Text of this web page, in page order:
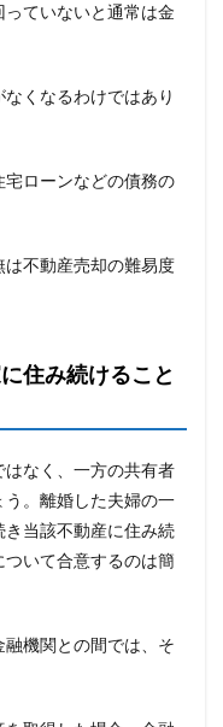
ていないと通常は金
くなるわけではあり
ローンなどの債務の
不動産売却の難易度
住み続けること
なく、一方の共有者
。離婚した夫婦の一
当該不動産に住み続
いて合意するのは簡
機関との間では、そ